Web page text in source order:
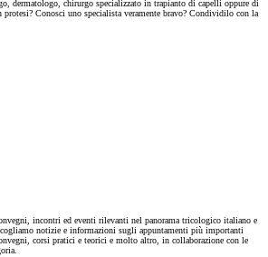
dermatologo, chirurgo specializzato in trapianto di capelli oppure di
Conosci uno specialista veramente bravo? Condividilo con la
incontri ed eventi rilevanti nel panorama tricologico italiano e
notizie e informazioni sugli appuntamenti più importanti
corsi pratici e teorici e molto altro, in collaborazione con le